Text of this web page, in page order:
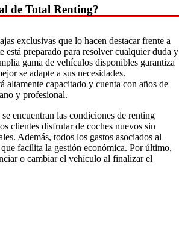
de Total Renting?
exclusivas que lo hacen destacar frente a
preparado para resolver cualquier duda y
gama de vehículos disponibles garantiza
se adapte a sus necesidades.
altamente capacitado y cuenta con años de
y profesional.
encuentran las condiciones de renting
clientes disfrutar de coches nuevos sin
Además, todos los gastos asociados al
facilita la gestión económica. Por último,
o cambiar el vehículo al finalizar el